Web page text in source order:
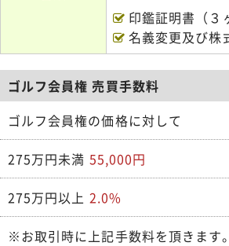
印鑑証明書（３
名義変更及び株
ゴルフ会員権 売買手数料
ゴルフ会員権の価格に対して
275万円未満 55,000円
275万円以上 2.0%
※お取引時に上記手数料を頂きます。